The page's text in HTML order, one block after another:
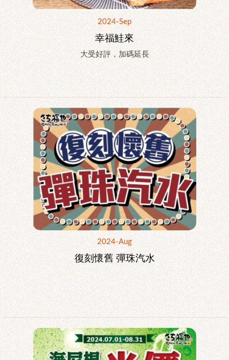
2024-Sep
幸福鮭來
大受好評，加碼延長
2024-Aug
復刻懷舊 彈珠汽水